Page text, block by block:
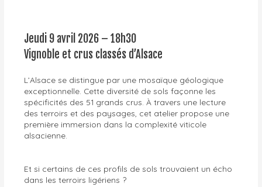
Jeudi 9 avril 2026 – 18h30
Vignoble et crus classés d’Alsace
L’Alsace se distingue par une mosaïque géologique
exceptionnelle. Cette diversité de sols façonne les
spécificités des 51 grands crus. À travers une lecture
des terroirs et des paysages, cet atelier propose une
première immersion dans la complexité viticole
alsacienne.
Et si certains de ces profils de sols trouvaient un écho
dans les terroirs ligériens ?